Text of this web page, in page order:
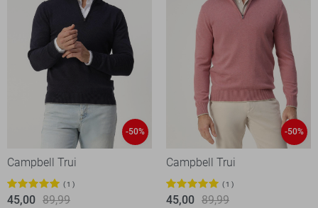
-50%
Campbell Trui
1
45,00 89,99
-50%
Campbell Trui
1
45,00 89,99